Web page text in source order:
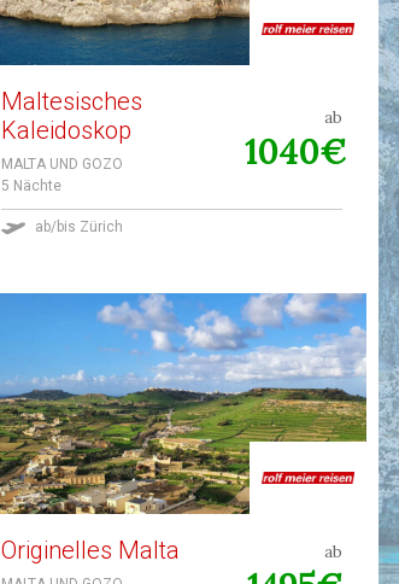
Maltesisches
Kaleidoskop
MALTA UND GOZO
5 Nächte
ab
1040€
ab/bis Zürich
Originelles Malta ab